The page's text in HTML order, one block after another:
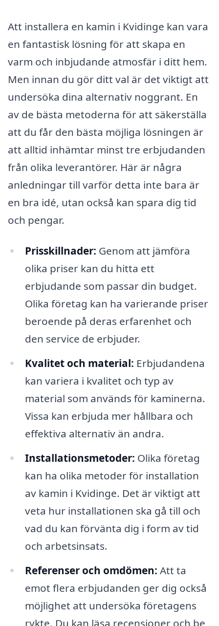
Att installera en kamin i Kvidinge kan vara
en fantastisk lösning för att skapa en
varm och inbjudande atmosfär i ditt hem.
Men innan du gör ditt val är det viktigt att
undersöka dina alternativ noggrant. En
av de bästa metoderna för att säkerställa
att du får den bästa möjliga lösningen är
att alltid inhämtar minst tre erbjudanden
från olika leverantörer. Här är några
anledningar till varför detta inte bara är
en bra idé, utan också kan spara dig tid
och pengar.
Prisskillnader: Genom att jämföra
olika priser kan du hitta ett
erbjudande som passar din budget.
Olika företag kan ha varierande priser
beroende på deras erfarenhet och
den service de erbjuder.
Kvalitet och material: Erbjudandena
kan variera i kvalitet och typ av
material som används för kaminerna.
Vissa kan erbjuda mer hållbara och
effektiva alternativ än andra.
Installationsmetoder: Olika företag
kan ha olika metoder för installation
av kamin i Kvidinge. Det är viktigt att
veta hur installationen ska gå till och
vad du kan förvänta dig i form av tid
och arbetsinsats.
Referenser och omdömen: Att ta
emot flera erbjudanden ger dig också
möjlighet att undersöka företagens
rykte. Du kan läsa recensioner och be